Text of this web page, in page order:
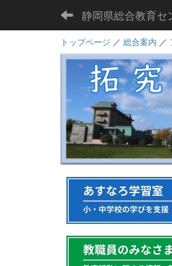
静岡県総合教育セ
トップページ ／ 総合案内 ／